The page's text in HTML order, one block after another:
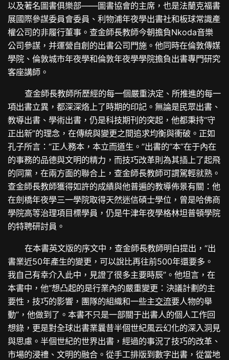
以及著名圖書俱樂部——圖書協會的主席，也是法蘭克福書
展國際參謀委員會委員、利物浦年夜學出書社和板球常識產
權公司的非履行董事。查金師長教師今朝擔負Nkoda音樂
公司參謀，并運營自創的出書公司門施。他同時在倫敦傳媒
學院、倫敦城市年夜學和倫敦年夜學學院擔負出書專門研究
客座講師。
查金師長教師所歷經的每一個嚴重決定、所推進的每一
項出書立異，都深深烙上了時期的印記。無論是民眾出書、
教導出書、學術出書，仍是科技期刊的突起，他都秉持“守
正出新”的理念，在傳統與變更之間追求均衡與衝破。正如
孔子所言：“正人務本，本立而道生。”出書的“本”在于內在
的事務的品德與文明的精力，而技巧改革則為其插上了起飛
的同黨，在兩方面的聯合上，查金師長教師可謂駕輕就熟。
查金師長教師獲得如許的成績與他普遍的教導佈景有關：他
在劍橋年夜學三一學院取得天然迷信碩士學位，曾是哈佛商
學院高等治理項目標學員，仍是牛津年夜學格林坦普頓學院
的特聘研討員。
在本書英文版的序文中，查金師長教師明白提出，“出
書業近50年產生的變更，可以說比再往前500年還要多。
我自己有幸介入此中，見證了很多主要時辰”。他坦言，在
本書中，他“想凸起的是行業內的嚴重變更：決議計劃的主
要性，技巧的影響，團隊的組織和一些主交流要人物的舉
動”，他做到了。本書不只是一部關于出書人的個人工作回
想錄，更是對全球出書業曩昔半個世紀風云幻化的深入洞見
與思慮。半個世紀的世界出書，經過的事況了技巧的改革、
市場的浸禮、文明的融合。從手工排版到數字出書，從當地